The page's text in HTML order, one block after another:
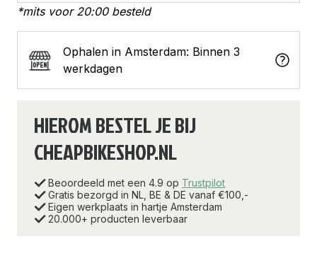
*mits voor 20:00 besteld
Ophalen in Amsterdam: Binnen 3
werkdagen
HIEROM BESTEL JE BIJ
CHEAPBIKESHOP.NL
Beoordeeld met een 4.9 op Trustpilot
Gratis bezorgd in NL, BE & DE vanaf €100,-
Eigen werkplaats in hartje Amsterdam
20.000+ producten leverbaar